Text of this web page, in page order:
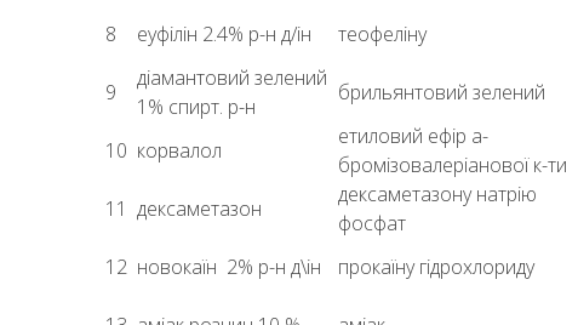
8 еуфілін 2.4% р-н д/ін теофеліну
9
діамантовий зелений
1% спирт. р-н
брильянтовий зелений
10 корвалол
етиловий ефір а-
бромізовалеріанової к-ти
11 дексаметазон
дексаметазону натрію
фосфат
12 новокаїн 2% р-н д\ін прокаїну гідрохлориду